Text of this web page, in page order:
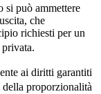
si può ammettere
che
richiesti per un
ai diritti garantiti
proporzionalità